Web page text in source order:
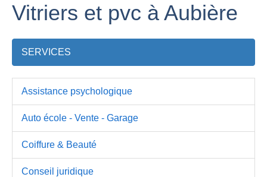
Vitriers et pvc à Aubière
SERVICES
Assistance psychologique
Auto école - Vente - Garage
Coiffure & Beauté
Conseil juridique